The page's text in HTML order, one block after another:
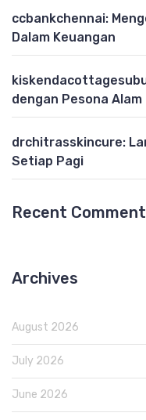
ccbankchennai:
Dalam Keuangan
dengan Pesona Alam
drchitrasskincure:
Setiap Pagi
Recent
Archives
August 2026
July 2026
June 2026